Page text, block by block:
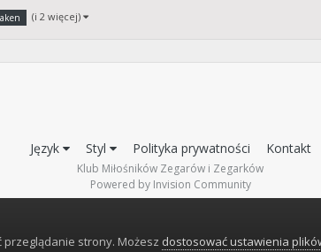
(i 2 więcej)
Język Styl Polityka prywatności Kontakt
Klub Miłośników Zegarów i Zegarków
Powered by Invision Community
przeglądanie strony. Możesz dostosować ustawienia